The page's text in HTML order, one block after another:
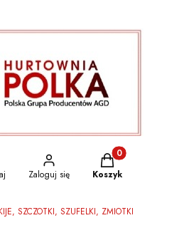
wyszukiwarkę
Zaloguj się
Produkty w
Koszyk
SZCZOTKI, SZUFELKI, ZMIOTKI